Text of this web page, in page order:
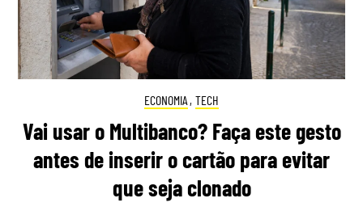
ECONOMIA , TECH
Vai usar o Multibanco? Faça este gesto
antes de inserir o cartão para evitar
que seja clonado